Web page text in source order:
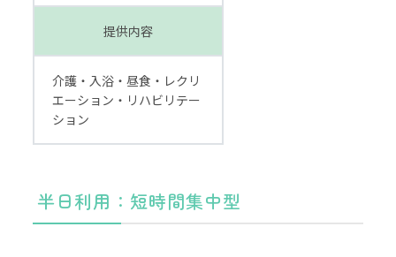
提供内容
介護・入浴・昼食・レクリ
エーション・リハビリテー
ション
半日利用：短時間集中型